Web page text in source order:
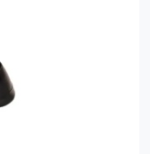
och möbelben.
ljudabsorbenter.
För bästa
ytan, använd
och damm är
2012
håller en kvalitet